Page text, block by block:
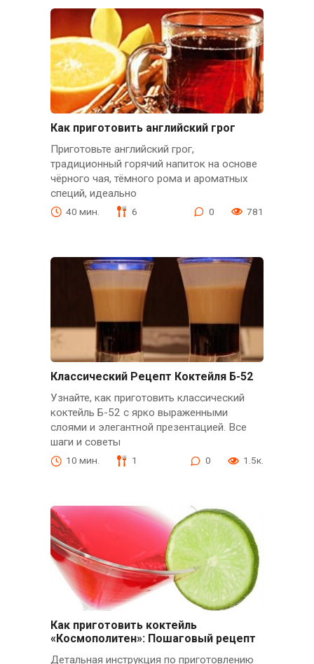
Как приготовить английский грог
Приготовьте английский грог,
традиционный горячий напиток на основе
чёрного чая, тёмного рома и ароматных
специй, идеально
40 мин. 6 0 781
Классический Рецепт Коктейля Б-52
Узнайте, как приготовить классический
коктейль Б-52 с ярко выраженными
слоями и элегантной презентацией. Все
шаги и советы
10 мин. 1 0 1.5к.
Как приготовить коктейль
«Космополитен»: Пошаговый рецепт
Детальная инструкция по приготовлению